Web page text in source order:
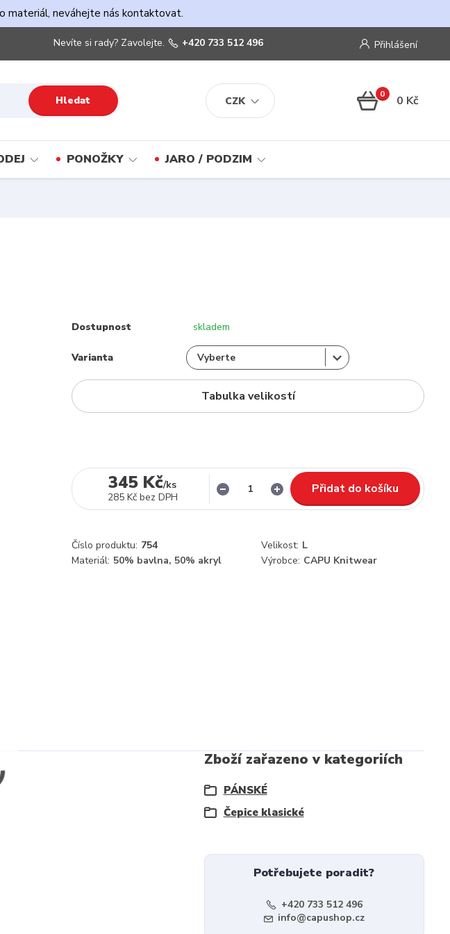
materiál, neváhejte nás kontaktovat.
CZK
Přihlášení
Hledat
Nevíte si rady? Zavolejte. +420 733 512 496
0 0 Kč
PONOŽKY JARO / PODZIM
Dostupnost skladem
Varianta
Tabulka velikostí
345 Kč/ks
285 Kč bez DPH
Přidat do košíku
Číslo produktu: 754 Velikost: L
Materiál: 50% bavlna, 50% akryl Výrobce: CAPU Knitwear
Zboží zařazeno v kategoriích
PÁNSKÉ
Čepice klasické
Potřebujete poradit?
+420 733 512 496
info@capushop.cz